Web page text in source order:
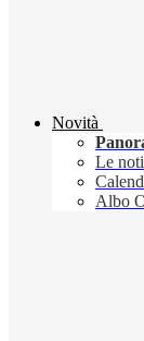
Novità
Le
Albo